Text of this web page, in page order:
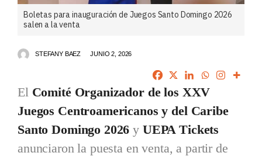
Boletas para inauguración de Juegos Santo Domingo 2026
salen a la venta
STEFANY BAEZ JUNIO 2, 2026
El Comité Organizador de los XXV
Juegos Centroamericanos y del Caribe
Santo Domingo 2026 y UEPA Tickets
anunciaron la puesta en venta, a partir de